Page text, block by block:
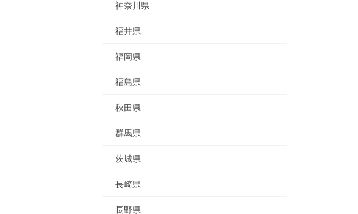
神奈川県
福井県
福岡県
福島県
秋田県
群馬県
茨城県
長崎県
長野県